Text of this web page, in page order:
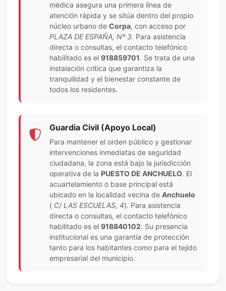
médica asegura una primera línea de
atención rápida y se sitúa dentro del propio
núcleo urbano de Corpa, con acceso por
PLAZA DE ESPAÑA, Nº 3. Para asistencia
directa o consultas, el contacto telefónico
habilitado es el 918859701. Se trata de una
instalación crítica que garantiza la
tranquilidad y el bienestar constante de
todos los residentes.
Guardia Civil (Apoyo Local)
Para mantener el orden público y gestionar
intervenciones inmediatas de seguridad
ciudadana, la zona está bajo la jurisdicción
operativa de la PUESTO DE ANCHUELO. El
acuartelamiento o base principal está
ubicado en la localidad vecina de Anchuelo
( C/ LAS ESCUELAS, 4). Para asistencia
directa o consultas, el contacto telefónico
habilitado es el 918840102. Su presencia
institucional es una garantía de protección
tanto para los habitantes como para el tejido
empresarial del municipio.